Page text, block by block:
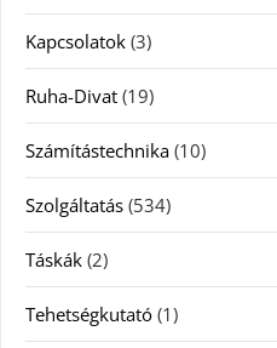
Kapcsolatok (3)
Ruha-Divat (19)
Számítástechnika (10)
Szolgáltatás (534)
Táskák (2)
Tehetségkutató (1)